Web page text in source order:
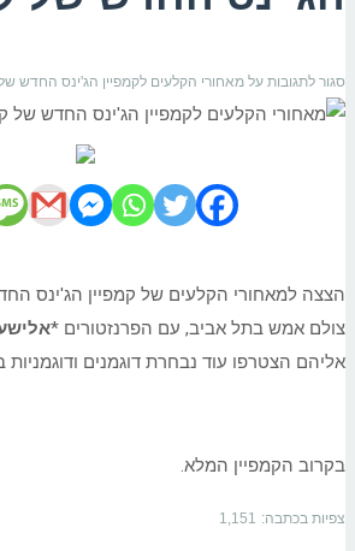
סגור לתגובות על מאחורי הקלעים לקמפיין הג'ינס החדש
הצצה למאחורי הקלעים של קמפיין הג'ינס
צולם אמש בתל אביב, עם הפרנזטורים *
אליהם הצטרפו עוד נבחרת דוגמנים ודוגמניות
בקרוב הקמפיין המלא.
צפיות בכתבה: 1,151